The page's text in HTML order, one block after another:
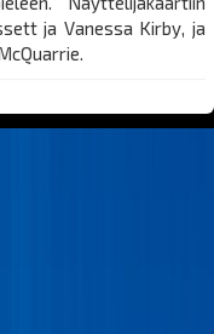
ja Vanessa Kirby, ja